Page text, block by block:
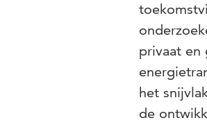
privaat en
het
de